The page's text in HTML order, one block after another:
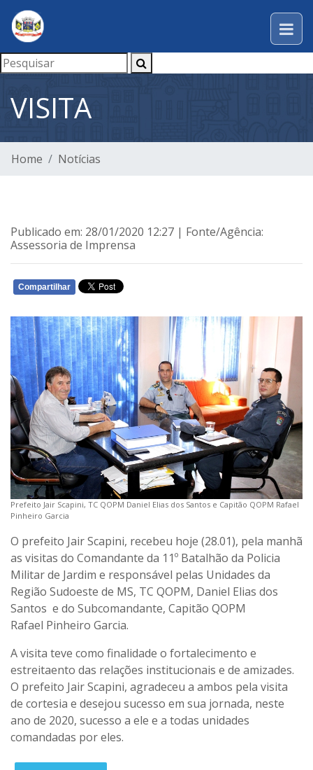
VISITA
Home Notícias
Publicado em: 28/01/2020 12:27 | Fonte/Agência:
Assessoria de Imprensa
Compartilhar
Prefeito Jair Scapini, TC QOPM Daniel Elias dos Santos e Capitão QOPM Rafael
Pinheiro Garcia
O prefeito Jair Scapini, recebeu hoje (28.01), pela manhã
as visitas do Comandante da 11º Batalhão da Policia
Militar de Jardim e responsável pelas Unidades da
Região Sudoeste de MS, TC QOPM, Daniel Elias dos
Santos e do Subcomandante, Capitão QOPM
Rafael Pinheiro Garcia.
A visita teve como finalidade o fortalecimento e
estreitaento das relações institucionais e de amizades.
O prefeito Jair Scapini, agradeceu a ambos pela visita
de cortesia e desejou sucesso em sua jornada, neste
ano de 2020, sucesso a ele e a todas unidades
comandadas por eles.